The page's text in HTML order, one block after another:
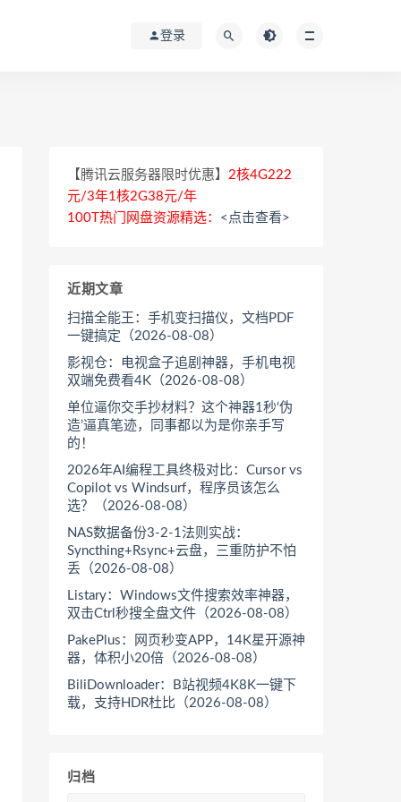
登录
【腾讯云服务器限时优惠】 2核4G222
元/3年1核2G38元/年
100T热门网盘资源精选： <点击查看>
近期文章
扫描全能王：手机变扫描仪，文档PDF
一键搞定（2026-08-08）
影视仓：电视盒子追剧神器，手机电视
双端免费看4K（2026-08-08）
单位逼你交手抄材料？这个神器1秒‘伪
造’逼真笔迹，同事都以为是你亲手写
的！
2026年AI编程工具终极对比：Cursor vs
Copilot vs Windsurf，程序员该怎么
选？（2026-08-08）
NAS数据备份3-2-1法则实战：
Syncthing+Rsync+云盘，三重防护不怕
丢（2026-08-08）
Listary：Windows文件搜索效率神器，
双击Ctrl秒搜全盘文件（2026-08-08）
PakePlus：网页秒变APP，14K星开源神
器，体积小20倍（2026-08-08）
BiliDownloader：B站视频4K8K一键下
载，支持HDR杜比（2026-08-08）
归档